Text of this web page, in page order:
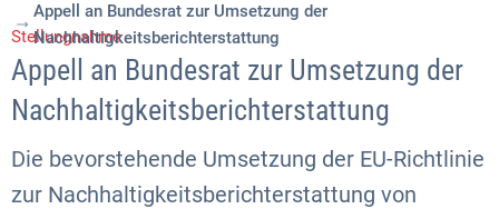
Appell an Bundesrat zur Umsetzung der
Nachhaltigkeitsberichterstattung
Stellungnahme
Appell an Bundesrat zur Umsetzung der
Nachhaltigkeitsberichterstattung
Die bevorstehende Umsetzung der EU-Richtlinie
zur Nachhaltigkeitsberichterstattung von